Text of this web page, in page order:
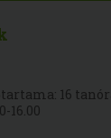
16
16.00